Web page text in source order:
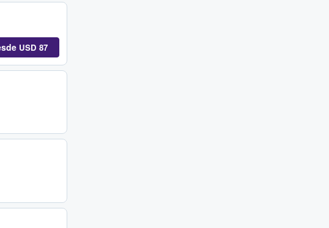
USD 87